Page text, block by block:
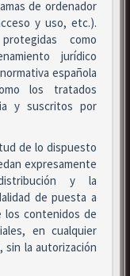
de ordenador
y uso, etc.).
como
jurídico
española
los tratados
y suscritos por
de lo dispuesto
expresamente
y la
de puesta a
los contenidos de
en cualquier
la autorización